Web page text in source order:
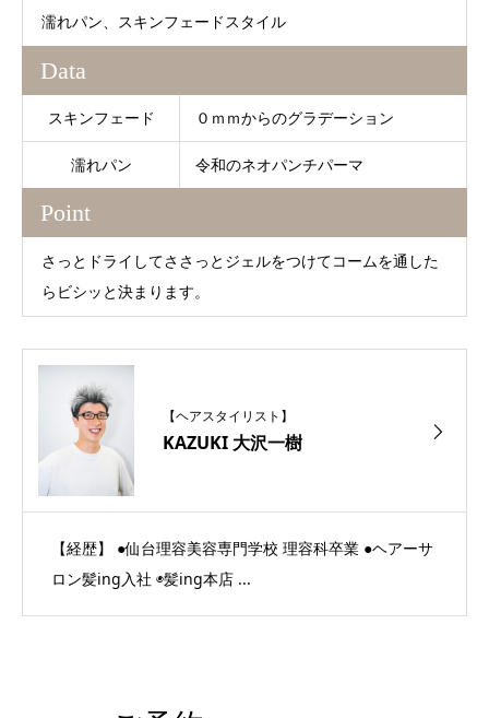
濡れパン、スキンフェードスタイル
Data
スキンフェード ０ｍｍからのグラデーション
濡れパン 令和のネオパンチパーマ
Point
さっとドライしてささっとジェルをつけてコームを通した
らビシッと決まります。
【ヘアスタイリスト】
KAZUKI 大沢一樹
【経歴】 ●仙台理容美容専門学校 理容科卒業 ●ヘアーサ
ロン髪ing入社 ◉髪ing本店 ...